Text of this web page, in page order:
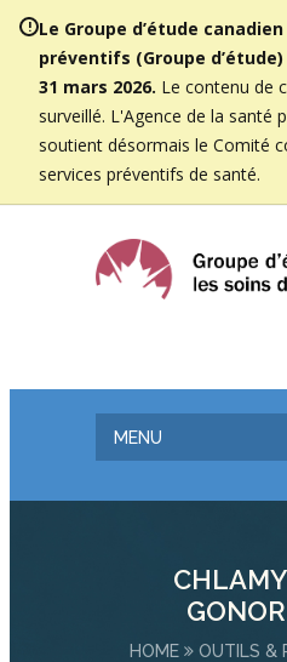
Le Groupe d’étude
préventifs (Groupe
31 mars 2026. Le contenu de
surveillé. L'Agence de la santé
soutient désormais le Comité
services préventifs de santé.
MENU
HOME
OUTILS &